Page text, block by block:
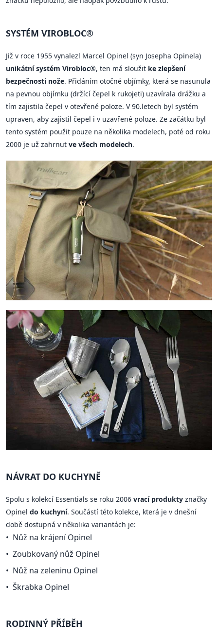
SYSTÉM VIROBLOC®
Již v roce 1955 vynalezl Marcel Opinel (syn Josepha Opinela)
unikátní systém Virobloc®, ten má sloužit ke zlepšení
bezpečnosti nože. Přidáním otočné objímky, která se nasunula
na pevnou objímku (držící čepel k rukojeti) uzavírala drážku a
tím zajistila čepel v otevřené poloze. V 90.letech byl systém
upraven, aby zajistil čepel i v uzavřené poloze. Ze začátku byl
tento systém použit pouze na několika modelech, poté od roku
2000 je už zahrnut ve všech modelech.
NÁVRAT DO KUCHYNĚ
Spolu s kolekcí Essentials se roku 2006 vrací produkty značky
Opinel do kuchyní. Součástí této kolekce, která je v dnešní
době dostupná v několika variantách je:
Nůž na krájení Opinel
Zoubkovaný nůž Opinel
Nůž na zeleninu Opinel
Škrabka Opinel
RODINNÝ PŘÍBĚH